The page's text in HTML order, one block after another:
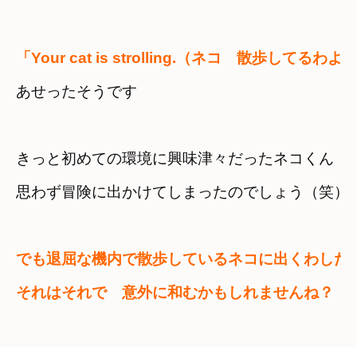
「Your cat is strolling.（ネコ　散歩してるわよ
あせったそうです
きっと初めての環境に興味津々だったネコくん
思わず冒険に出かけてしまったのでしょう（笑）
でも退屈な機内で散歩しているネコに出くわし
それはそれで　意外に和むかもしれませんね？